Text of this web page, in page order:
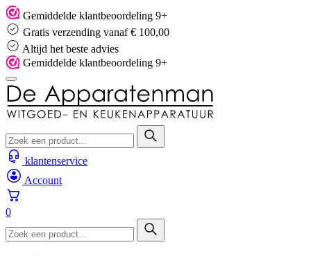
Skip
to
content
Gemiddelde klantbeoordeling 9+
Gratis verzending vanaf € 100,00
Altijd het beste advies
Gemiddelde klantbeoordeling 9+
klantenservice
Account
0